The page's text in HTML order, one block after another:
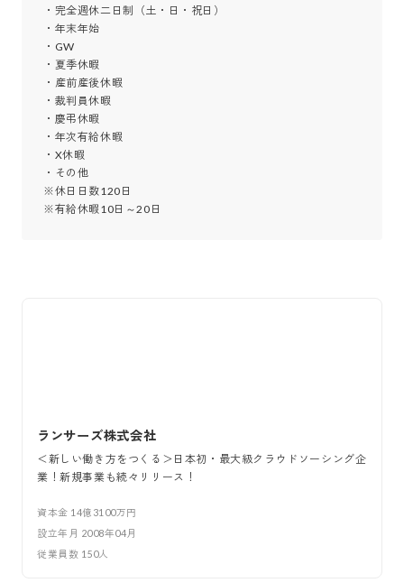
・完全週休二日制（土・日・祝日）
・年末年始
・GW
・夏季休暇
・産前産後休暇
・裁判員休暇
・慶弔休暇
・年次有給休暇
・X休暇
・その他
※休日日数120日
※有給休暇10日～20日
ランサーズ株式会社
＜新しい働き方をつくる＞日本初・最大級クラウドソーシング企
業！新規事業も続々リリース！
資本金 14億3100万円
設立年月 2008年04月
従業員数 150人